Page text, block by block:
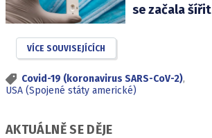
se začala šířit
VÍCE SOUVISEJÍCÍCH
Covid-19 (koronavirus SARS-CoV-2),
USA (Spojené státy americké)
AKTUÁLNĚ SE DĚJE